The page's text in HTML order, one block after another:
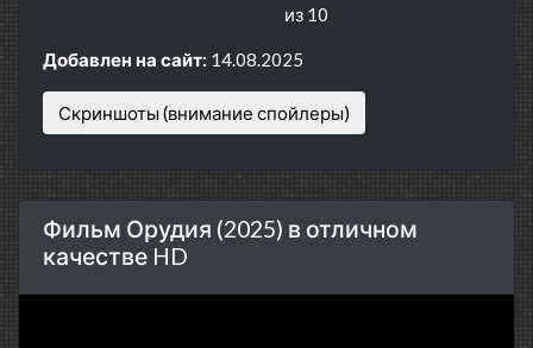
из 10
Добавлен на сайт: 14.08.2025
Скриншоты (внимание спойлеры)
Фильм Орудия (2025) в отличном
качестве HD